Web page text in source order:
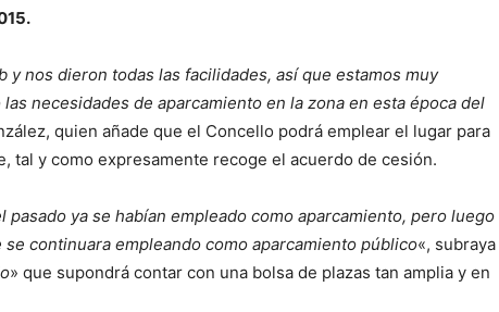
y nos dieron todas las facilidades, así que estamos muy
necesidades de aparcamiento en la zona en esta época del
quien añade que el Concello podrá emplear el lugar para
tal y como expresamente recoge el acuerdo de cesión.
pasado ya se habían empleado como aparcamiento, pero luego
continuara empleando como aparcamiento público«, subraya
» que supondrá contar con una bolsa de plazas tan amplia y en